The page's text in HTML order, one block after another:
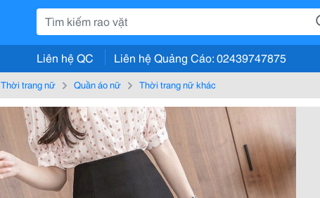
Liên hệ QC Liên hệ Quảng Cáo: 02439747875
Thời trang nữ Quần áo nữ Thời trang nữ khác